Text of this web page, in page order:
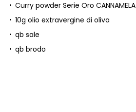
Curry powder Serie Oro CANNAMELA
10g olio extravergine di oliva
qb sale
qb brodo